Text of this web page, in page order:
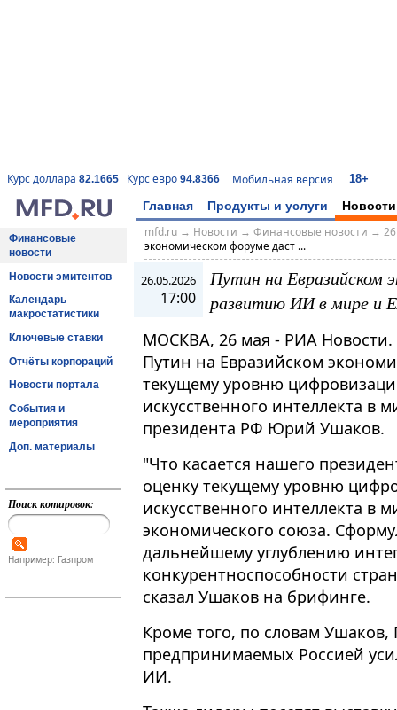
Курс доллара 82.1665 Курс евро 94.8366 Мобильная версия 18+
Главная Продукты и услуги Новости
Финансовые
новости
Новости эмитентов
Календарь
макростатистики
Ключевые ставки
Отчёты корпораций
Новости портала
События и
мероприятия
Доп. материалы
Поиск котировок:
Например: Газпром
mfd.ru→ Новости → Финансовые новости →
экономическом форуме даст ...
26.05.2026
17:00
Путин на Евразийском
развитию ИИ в мире и
МОСКВА, 26 мая - РИА
Путин на Евразийском
текущему уровню
искусственного интеллекта в
президента РФ Юрий Ушаков.
"Что касается нашего
оценку текущему уровню
искусственного интеллекта в
экономического союза​​​.
дальнейшему углублению
конкурентноспособности
сказал Ушаков на брифинге.
Кроме того, по словам Ушаков,
предпринимаемых Россией
ИИ.